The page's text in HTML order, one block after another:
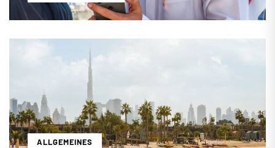
Die richtigen Apps machen jeden Urlaub einfacher.
Blick aufs Smartphone. Viele praktische Apps, die
Sie in Deutschland verwenden […]
...mehr erfahren
ALLGEMEINES